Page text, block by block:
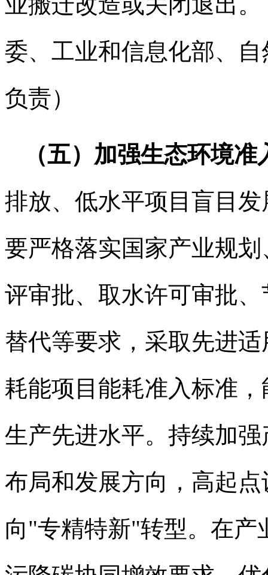
委、工业和信息化部、
负责）
（五）加强生态环境准
排放、低水平项目盲目
要严格落实国家产业规
评审批、取水许可审批
替代等要求，采取先进
耗能项目能耗准入标准
生产先进水平。持续加
布局和发展方向，高起
向"专精特新"转型。在产